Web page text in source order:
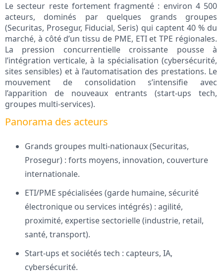
Le secteur reste fortement fragmenté : environ 4 500
acteurs, dominés par quelques grands groupes
(Securitas, Prosegur, Fiducial, Seris) qui captent 40 % du
marché, à côté d’un tissu de PME, ETI et TPE régionales.
La pression concurrentielle croissante pousse à
l’intégration verticale, à la spécialisation (cybersécurité,
sites sensibles) et à l’automatisation des prestations. Le
mouvement de consolidation s’intensifie avec
l’apparition de nouveaux entrants (start-ups tech,
groupes multi-services).
Panorama des acteurs
Grands groupes multi-nationaux (Securitas,
Prosegur) : forts moyens, innovation, couverture
internationale.
ETI/PME spécialisées (garde humaine, sécurité
électronique ou services intégrés) : agilité,
proximité, expertise sectorielle (industrie, retail,
santé, transport).
Start-ups et sociétés tech : capteurs, IA,
cybersécurité.